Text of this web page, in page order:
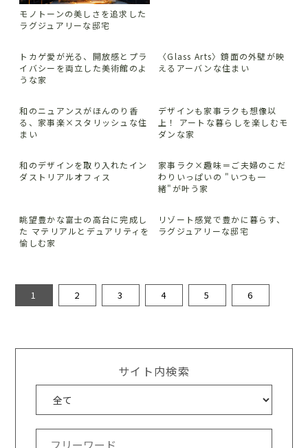
モノトーンの美しさを追求した
ラグジュアリーな邸宅
トカゲ愛が光る、開放感とプラ
イバシーを両立した美術館のよ
うな家
〈Glass Arts〉鏡面の外壁が映
えるアーバンな住まい
和のニュアンスがほんのり香
る、家事楽×スタリッシュな住
まい
デザインも家事ラクも想像以
上！ アートな暮らしを楽しむモ
ダンな家
和のデザインを取り入れたイン
ダストリアルオフィス
家事ラク×趣味＝ご夫婦のこだ
わりいっぱいの "いつも一
緒"が叶う家
眺望豊かな富士の高台に完成し
た マテリアルとデュアリティを
愉しむ家
リゾート感覚で豊かに暮らす、
ラグジュアリーな邸宅
1 2 3 4 5 6
サイト内検索